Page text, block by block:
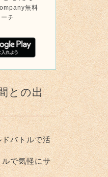
無料
チ
との出
バトルで活
で気軽にサ